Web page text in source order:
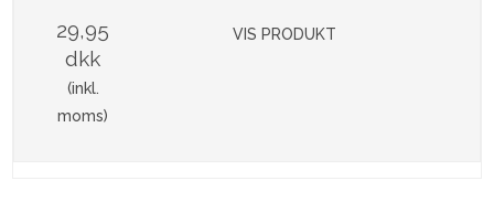
29,95
dkk
(inkl.
moms)
VIS PRODUKT